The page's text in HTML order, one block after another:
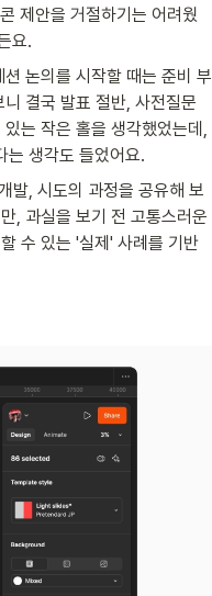
제안을 거절하기는 어려웠
요.
논의를 시작할 때는 준비 부
결국 발표 절반, 사전질문
는 작은 홀을 생각했었는데,
생각도 들었어요.
발, 시도의 과정을 공유해 보
, 과실을 보기 전 고통스러운
수 있는 '실제' 사례를 기반